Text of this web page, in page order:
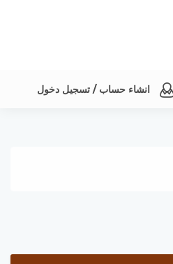
انشاء حساب / تسجيل دخول